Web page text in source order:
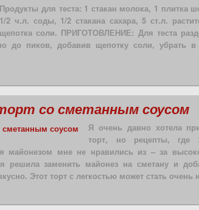
Продукты для теста: 1 стакан молока, 1 плитка
1/2 ч.л. соды, 1/2 стакана сахара, 5 ст.л.
соли. ПРИГОТОВЛЕНИЕ: Для теста
до пиков, добавив щепотку соли, убрать
со сметанным соусом
Я очень давно хотела
торт, но рецепты, где
майонезом мне не нравились из – за
решила заменить майонез на сметану и
Этот торт с легкостью может стать